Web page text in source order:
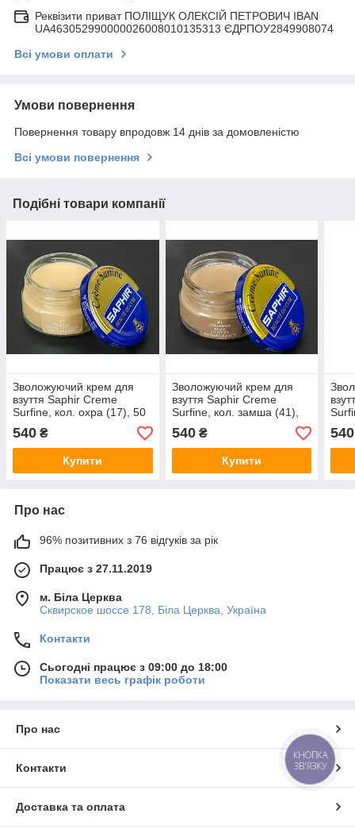
Реквізити приват ПОЛІЩУК ОЛЕКСІЙ ПЕТРОВИЧ IBAN
UA463052990000026008010135313 ЄДРПОУ2849908074
Всі умови оплати
Умови повернення
Повернення товару впродовж 14 днів за домовленістю
Всі умови повернення
Подібні товари компанії
Зволожуючий крем для
взуття Saphir Creme
Surfine, кол. охра (17), 50
мл
540 ₴
Купити
Зволожуючий крем для
взуття Saphir Creme
Surfine, кол. замша (41),
50 мл
540₴
Купити
540
Про нас
96% позитивних з 76 відгуків за рік
Працює з 27.11.2019
м. Біла Церква
Сквирское шоссе 178, Біла Церква, Україна
Контакти
Сьогодні працює з 09:00 до 18:00
Показати весь графік роботи
Про нас
Контакти
Доставка та оплата
КНОПКА
ЗВ'ЯЗКУ